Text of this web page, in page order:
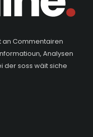
an Commentairen
Analysen
der soss wäit siche